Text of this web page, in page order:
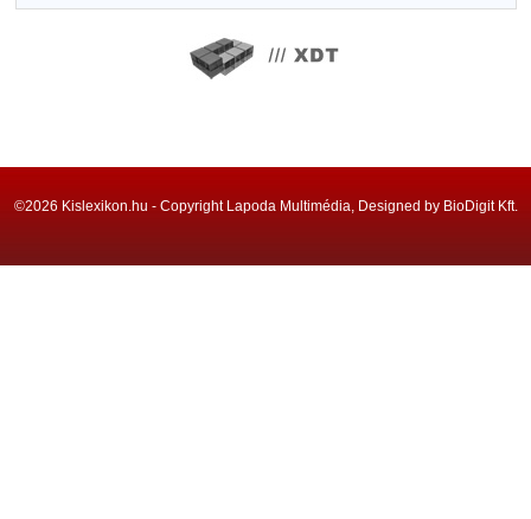
©2026 Kislexikon.hu - Copyright Lapoda Multimédia, Designed by BioDigit Kft.